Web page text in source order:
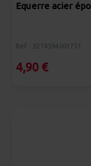
Equerre acier
Réf : 3274594001751
4,90 €